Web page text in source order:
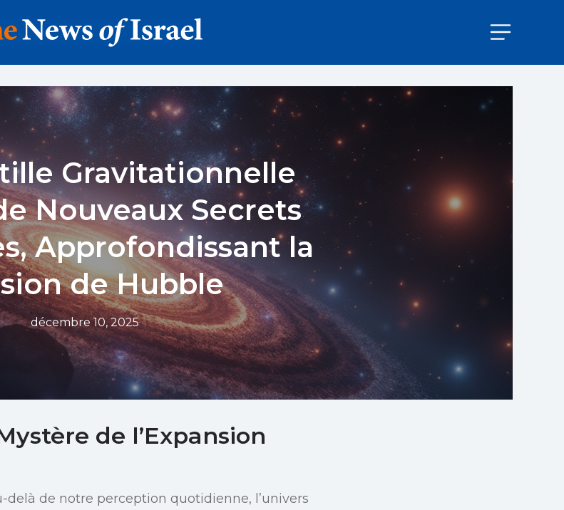
Gravitationnelle
Nouveaux Secrets
Approfondissant la
de Hubble
décembre 10, 2025
de l’Expansion
de notre perception quotidienne, l’univers